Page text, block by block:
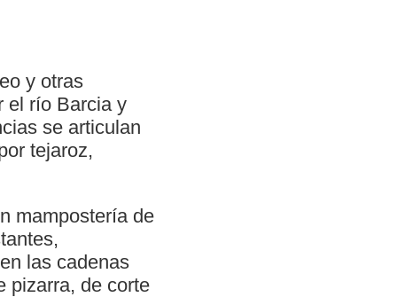
y otras
el río Barcia y
se articulan
tejaroz,
mampostería de
las cadenas
pizarra, de corte